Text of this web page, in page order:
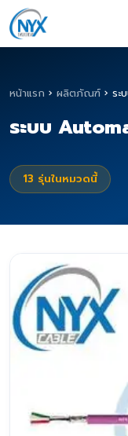
หน้าแรก › ผลิตภัณฑ์ › ระ
ระบบ
13 รุ่นในหมวดนี้